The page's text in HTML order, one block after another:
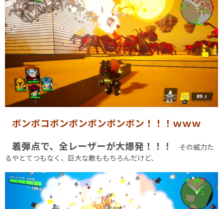
ボンボコボンボンボンボンボン！！！ｗｗｗ
着弾点で、全レーザーが大爆発！！！
その威力た
るやとてつもなく、巨大な敵ももちろんだけど、